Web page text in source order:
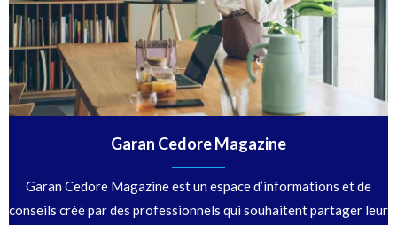
Garan Cedore Magazine
Garan Cedore Magazine est un espace d’informations et de
conseils créé par des professionnels qui souhaitent partager leur